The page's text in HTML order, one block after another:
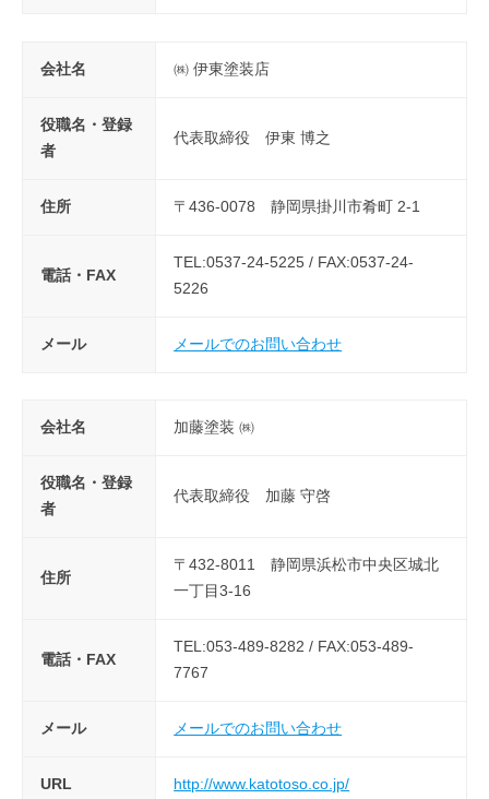
会社名 ㈱ 伊東塗装店
役職名・登録
者
代表取締役 伊東 博之
住所 〒436-0078 静岡県掛川市肴町 2-1
電話・FAX
TEL:0537-24-5225 / FAX:0537-24-
5226
メール メールでのお問い合わせ
会社名 加藤塗装 ㈱
役職名・登録
者
代表取締役 加藤 守啓
住所
〒432-8011 静岡県浜松市中央区城北
一丁目3-16
電話・FAX
TEL:053-489-8282 / FAX:053-489-
7767
メール メールでのお問い合わせ
URL http://www.katotoso.co.jp/